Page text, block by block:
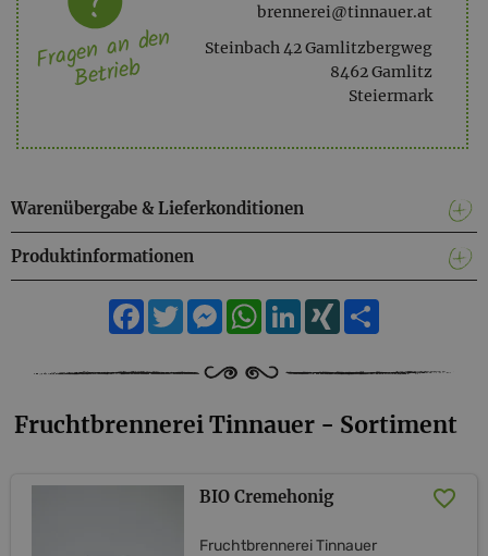
brennerei@tinnauer.at
Steinbach 42 Gamlitzbergweg
8462 Gamlitz
Steiermark
Fragen an den
Betrieb
Warenübergabe & Lieferkonditionen
Produktinformationen
Facebook
TwitterMessengerWhatsApp
LinkedIn
XING
Fruchtbrennerei Tinnauer - Sortiment
BIO Cremehonig
Fruchtbrennerei Tinnauer